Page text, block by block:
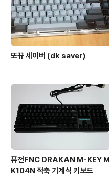
또뀨 세이버 (dk saver)
퓨전FNC DRAKAN M-KEY M
K104N 적축 기계식 키보드